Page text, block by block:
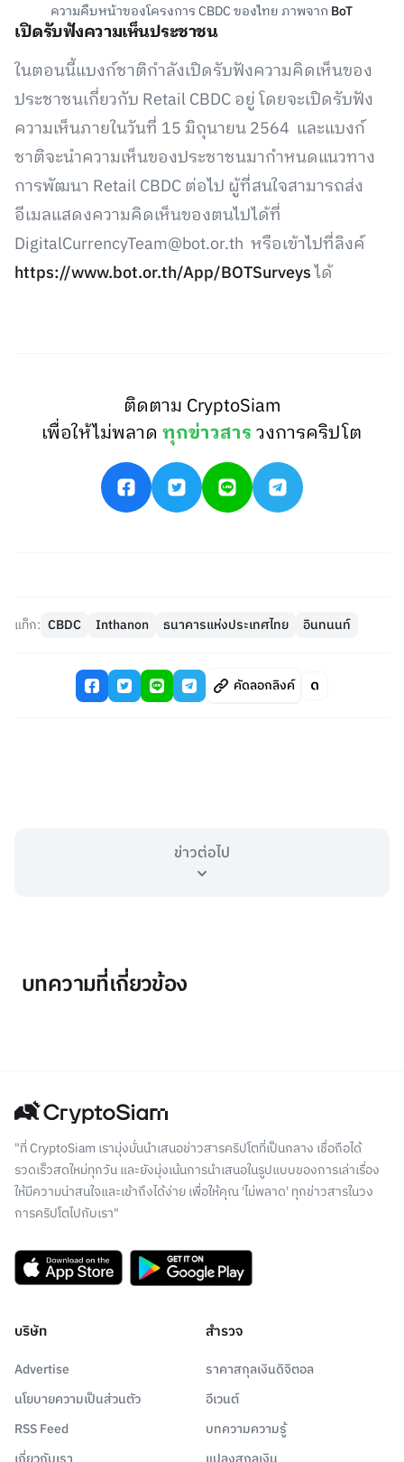
ความคืบหน้าของโครงการ CBDC ของไทย ภาพจาก BoT
เปิดรับฟังความเห็นประชาชน
ในตอนนี้แบงก์ชาติกำลังเปิดรับฟังความคิดเห็นของ
ประชาชนเกี่ยวกับ Retail CBDC อยู่ โดยจะเปิดรับฟัง
ความเห็นภายในวันที่ 15 มิถุนายน 2564 และแบงก์
ชาติจะนำความเห็นของประชาชนมากำหนดแนวทาง
การพัฒนา Retail CBDC ต่อไป ผู้ที่สนใจสามารถส่ง
อีเมลแสดงความคิดเห็นของตนไปได้ที่
DigitalCurrencyTeam@bot.or.th หรือเข้าไปที่ลิงค์
https://www.bot.or.th/App/BOTSurveysได้
ติดตาม CryptoSiam
เพื่อให้ไม่พลาดทุกข่าวสารวงการคริปโต
แท็ก: CBDC Inthanon ธนาคารแห่งประเทศไทย อินทนนท์
คัดลอกลิงค์
ข่าวต่อไป
บทความที่เกี่ยวข้อง
"ที่ CryptoSiam เรามุ่งมั่นนำเสนอข่าวสารคริปโตที่เป็นกลาง เชื่อถือได้
รวดเร็วสดใหม่ทุกวัน และยังมุ่งเน้นการนำเสนอในรูปแบบของการเล่าเรื่อง
ให้มีความน่าสนใจและเข้าถึงได้ง่าย เพื่อให้คุณ 'ไม่พลาด' ทุกข่าวสารในวง
การคริปโตไปกับเรา"
บริษัท
Advertise
นโยบายความเป็นส่วนตัว
RSS Feed
สำรวจ
ราคาสกุลเงินดิจิตอล
อีเวนต์
บทความความรู้